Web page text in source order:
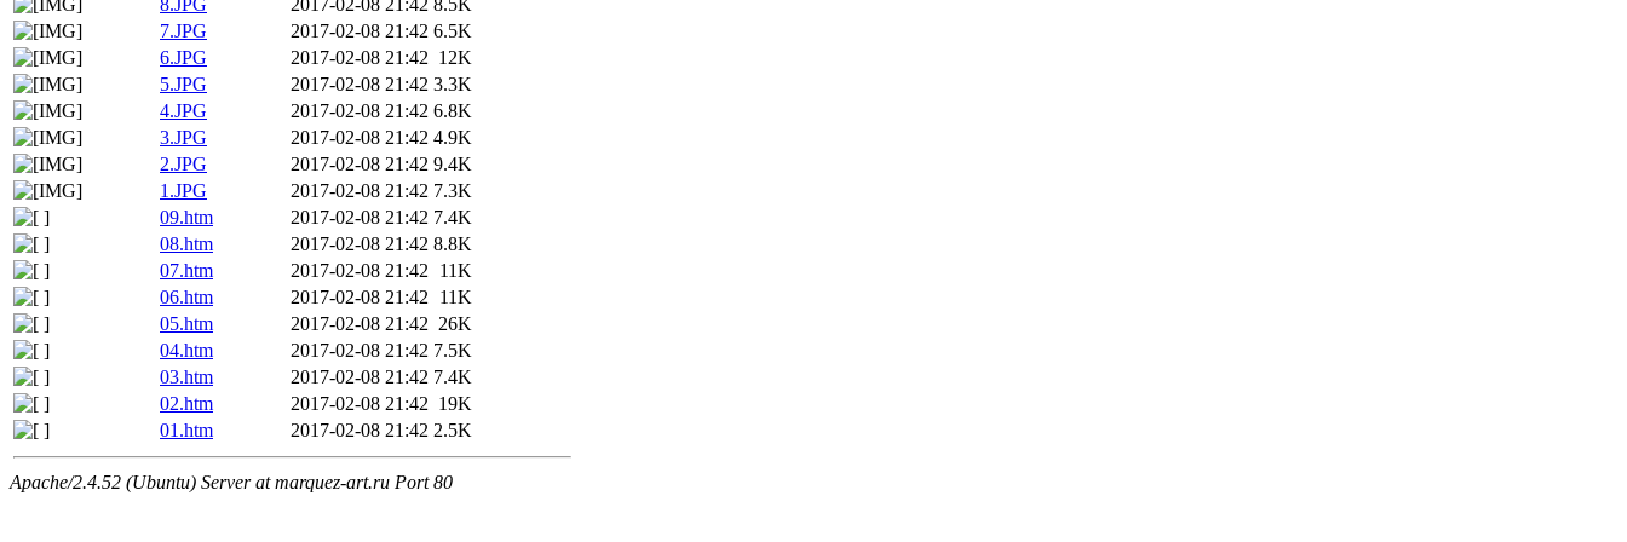
8.JPG 2017-02-08 21:42 8.5K
7.JPG
2017-02-08 21:42 6.5K
6.JPG
2017-02-08 21:42 12K
5.JPG
2017-02-08 21:42 3.3K
4.JPG
2017-02-08 21:42 6.8K
3.JPG
2017-02-08 21:42 4.9K
2.JPG
2017-02-08 21:42 9.4K
1.JPG
2017-02-08 21:42 7.3K
09.htm
2017-02-08 21:42 7.4K
08.htm
2017-02-08 21:42 8.8K
07.htm
2017-02-08 21:42 11K
06.htm
2017-02-08 21:42 11K
05.htm
2017-02-08 21:42 26K
04.htm
2017-02-08 21:42 7.5K
03.htm
2017-02-08 21:42 7.4K
02.htm
2017-02-08 21:42 19K
01.htm
2017-02-08 21:42 2.5K
Apache/2.4.52 (Ubuntu) Server at marquez-art.ru Port 80